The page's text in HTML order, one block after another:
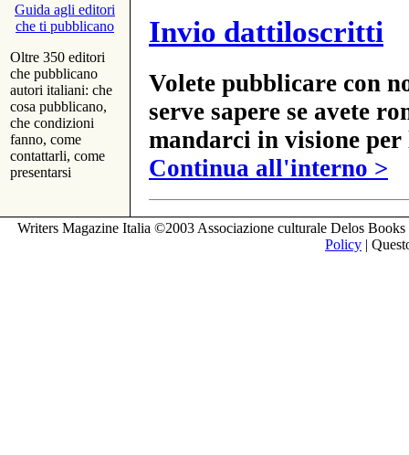
Guida agli editori
che ti pubblicano
Oltre 350 editori
che pubblicano
autori italiani: che
cosa pubblicano,
che condizioni
fanno, come
contattarli, come
presentarsi
Invio dattiloscritti
Volete pubblicare con
serve sapere se avete
mandarci in visione
Continua all'interno >
Writers Magazine Italia ©2003 Associazione culturale Delos
Policy |